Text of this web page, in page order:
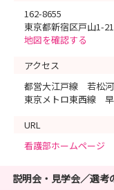
162-8655
東京都新宿区戸山1-
地図を確認する
アクセス
都営大江戸線 若松
東京メトロ東西線
URL
看護部ホームページ
説明会・見学会／選考